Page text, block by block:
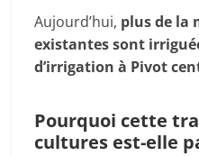
Aujourd’hui, plus de la
existantes sont
d’irrigation à Pivot
Pourquoi cette
cultures est-elle